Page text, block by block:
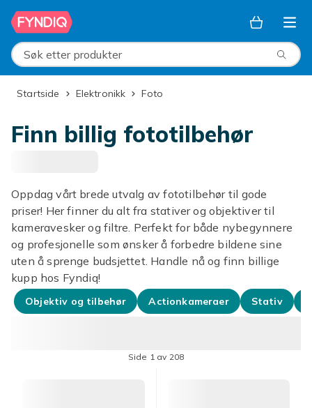
Hopp til hovedinnhold
Søk etter produkter
Startside Elektronikk Foto
Finn billig fototilbehør
Oppdag vårt brede utvalg av fototilbehør til gode
priser! Her finner du alt fra stativer og objektiver til
kameravesker og filtre. Perfekt for både nybegynnere
og profesjonelle som ønsker å forbedre bildene sine
uten å sprenge budsjettet. Handle nå og finn billige
kupp hos Fyndiq!
Objektiv og tilbehør Actionkameraer Stativ
Side 1 av 208